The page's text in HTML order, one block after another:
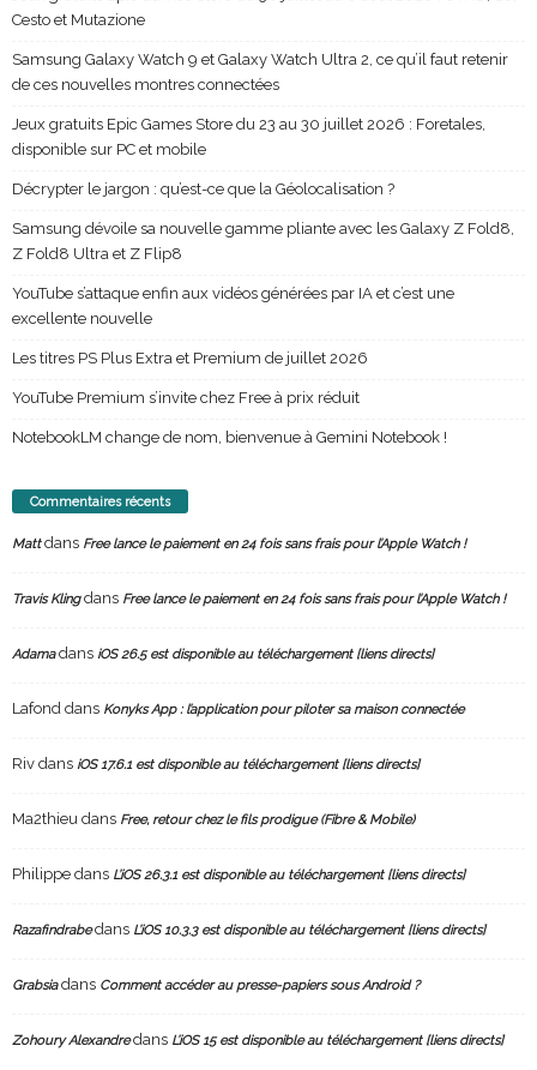
Cesto et Mutazione
Samsung Galaxy Watch 9 et Galaxy Watch Ultra 2, ce qu’il faut retenir
de ces nouvelles montres connectées
Jeux gratuits Epic Games Store du 23 au 30 juillet 2026 : Foretales,
disponible sur PC et mobile
Décrypter le jargon : qu’est-ce que la Géolocalisation ?
Samsung dévoile sa nouvelle gamme pliante avec les Galaxy Z Fold8,
Z Fold8 Ultra et Z Flip8
YouTube s’attaque enfin aux vidéos générées par IA et c’est une
excellente nouvelle
Les titres PS Plus Extra et Premium de juillet 2026
YouTube Premium s’invite chez Free à prix réduit
NotebookLM change de nom, bienvenue à Gemini Notebook !
Commentaires récents
Mattdans Free lance le paiement en 24 fois sans frais pour l’Apple Watch !
Travis Klingdans Free lance le paiement en 24 fois sans frais pour l’Apple Watch !
Adamadans iOS 26.5 est disponible au téléchargement [liens directs]
Lafond dans Konyks App : l’application pour piloter sa maison connectée
Riv dans iOS 17.6.1 est disponible au téléchargement [liens directs]
Ma2thieu dans Free, retour chez le fils prodigue (Fibre & Mobile)
Philippe dans L’iOS 26.3.1 est disponible au téléchargement [liens directs]
Razafindrabedans L’iOS 10.3.3 est disponible au téléchargement [liens directs]
Grabsiadans Comment accéder au presse-papiers sous Android ?
Zohoury Alexandredans L’iOS 15 est disponible au téléchargement [liens directs]